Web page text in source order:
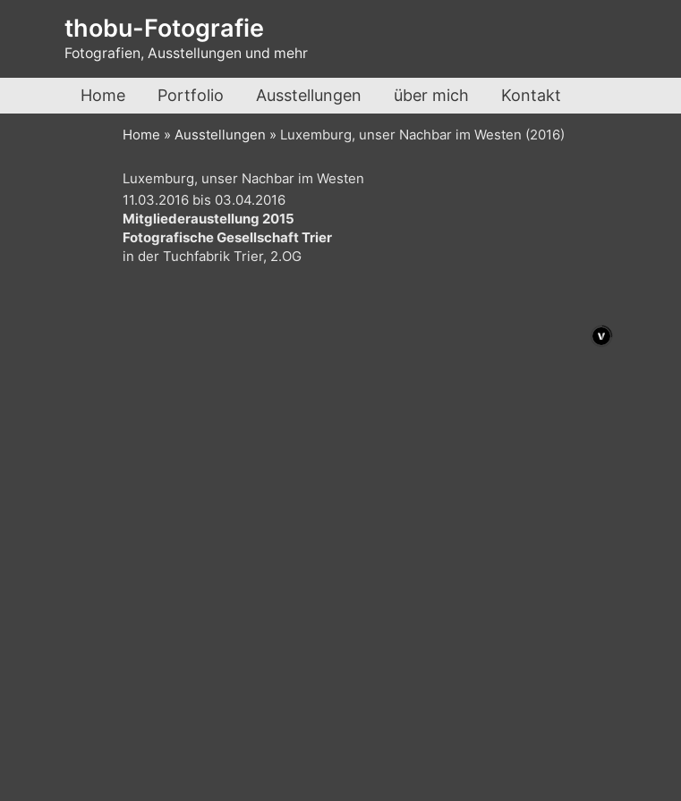
thobu-Fotografie
Fotografien, Ausstellungen und mehr
Home Portfolio Ausstellungen über mich Kontakt
Home » Ausstellungen » Luxemburg, unser Nachbar im Westen (2016)
Luxemburg, unser Nachbar im Westen
11.03.2016 bis 03.04.2016
Mitgliederaustellung 2015
Fotografische Gesellschaft Trier
in der Tuchfabrik Trier, 2.OG